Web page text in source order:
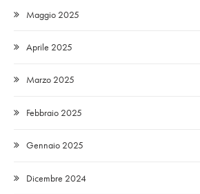
Maggio 2025
Aprile 2025
Marzo 2025
Febbraio 2025
Gennaio 2025
Dicembre 2024